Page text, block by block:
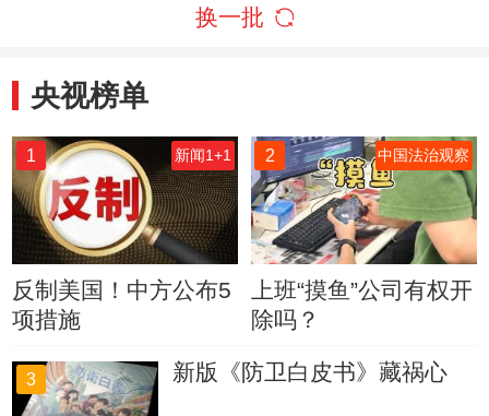
换一批
央视榜单
1 新闻1+1
反制美国！中方公布5
项措施
2 中国法治观察
上班“摸鱼”公司有权开
除吗？
3 新版《防卫白皮书》藏祸心